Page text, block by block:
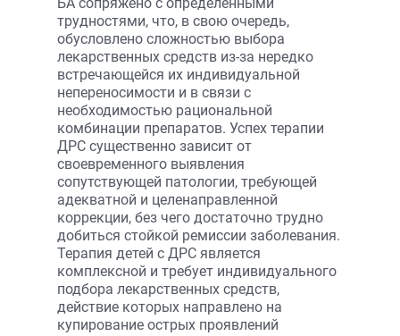
трудностями, что, в свою очередь,
обусловлено сложностью выбора
лекарственных средств из-за нередко
встречающейся их индивидуальной
непереносимости и в связи с
необходимостью рациональной
комбинации препаратов. Успех терапии
ДРС существенно зависит от
своевременного выявления
сопутствующей патологии, требующей
адекватной и целенаправленной
коррекции, без чего достаточно трудно
добиться стойкой ремиссии заболевания.
Терапия детей с ДРС является
комплексной и требует индивидуального
подбора лекарственных средств,
действие которых направлено на
купирование острых проявлений